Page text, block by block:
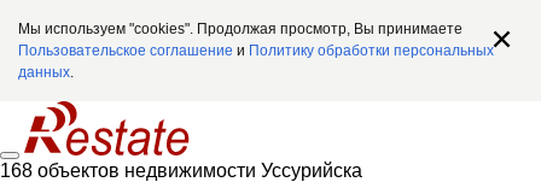
Мы используем "cookies". Продолжая просмотр, Вы принимаете
Пользовательское соглашение и Политику обработки персональных
данных.
168 объектов недвижимости Уссурийска